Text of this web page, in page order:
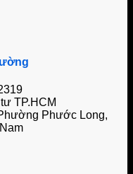
TP.HCM
Phước Long,